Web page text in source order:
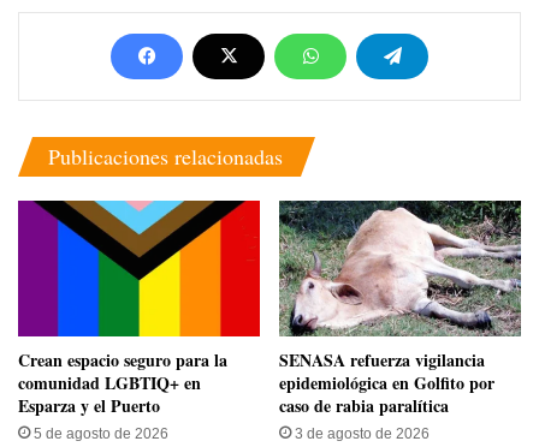
Publicaciones relacionadas
Crean espacio seguro para la
comunidad LGBTIQ+ en
Esparza y el Puerto
5 de agosto de 2026
SENASA refuerza vigilancia
epidemiológica en Golfito por
caso de rabia paralítica
3 de agosto de 2026